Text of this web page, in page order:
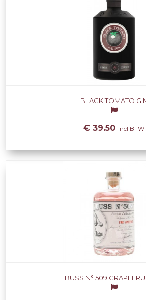
BLACK TOMATO
€ 39.50 incl BTW
BUSS N° 509